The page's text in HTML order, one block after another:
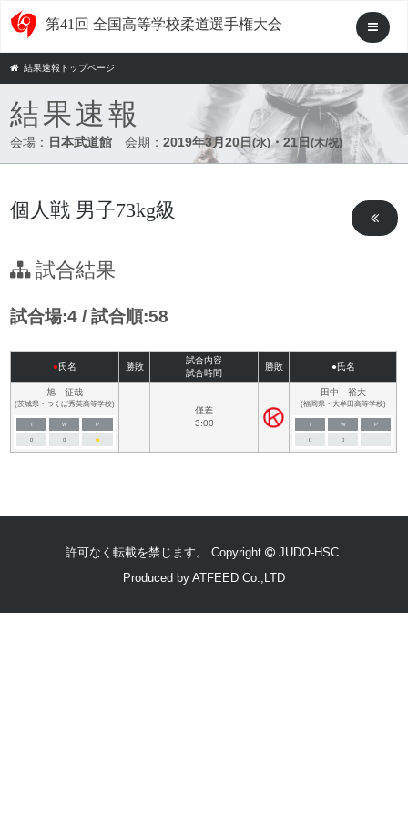
第41回 全国高等学校柔道選手権大会
結果速報トップページ
結果速報
会場： 日本武道館 会期：2019年3月20日(水)・21日(木/祝)
個人戦 男子73kg級
試合結果
試合場:4 / 試合順:58
●氏名 勝敗
試合内容
試合時間
勝敗 ●氏名
旭 征哉
(茨城県・つくば秀英高等学校)
W P
0 0 ■■
僅差
3:00
田中 裕大
(福岡県・大牟田高等学校)
W P
0 0
許可なく転載を禁じます。 Copyright
JUDO-HSC.
Produced by ATFEED Co.,LTD